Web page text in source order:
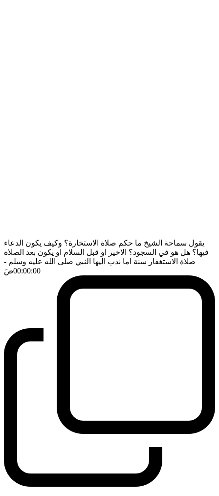
يقول سماحة الشيخ ما حكم صلاة الاستخارة؟ وكيف يكون الدعاء
فيها؟ هل هو في السجود؟ الاخير او قبل السلام او يكون بعد الصلاة
صلاة الاستغفار سنة اما ندب اليها النبي صلى الله عليه وسلم -
00:00:00ضَ